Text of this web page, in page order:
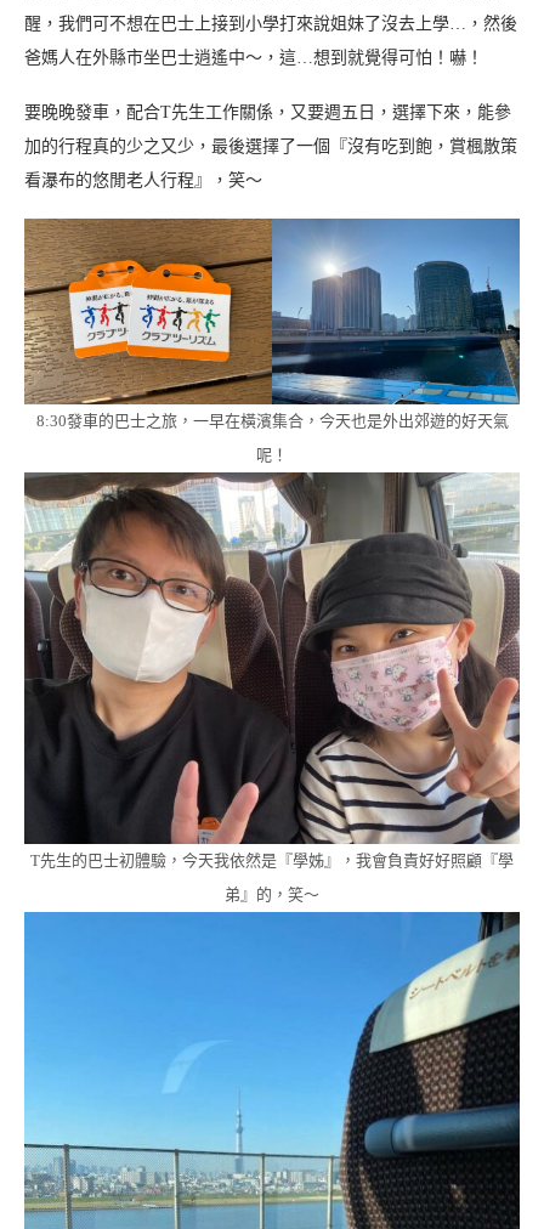
醒，我們可不想在巴士上接到小學打來說姐妹了沒去上學…，然後
爸媽人在外縣市坐巴士逍遙中～，這…想到就覺得可怕！嚇！
要晚晚發車，配合T先生工作關係，又要週五日，選擇下來，能參
加的行程真的少之又少，最後選擇了一個『沒有吃到飽，賞楓散策
看瀑布的悠閒老人行程』，笑～
8:30發車的巴士之旅，一早在橫濱集合，今天也是外出郊遊的好天氣
呢！
T先生的巴士初體驗，今天我依然是『學姊』，我會負責好好照顧『學
弟』的，笑～